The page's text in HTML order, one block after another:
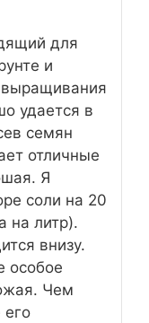
для
и
удается в
семян
отличные
Я
соли на 20
на литр).
внизу.
особое
Чем